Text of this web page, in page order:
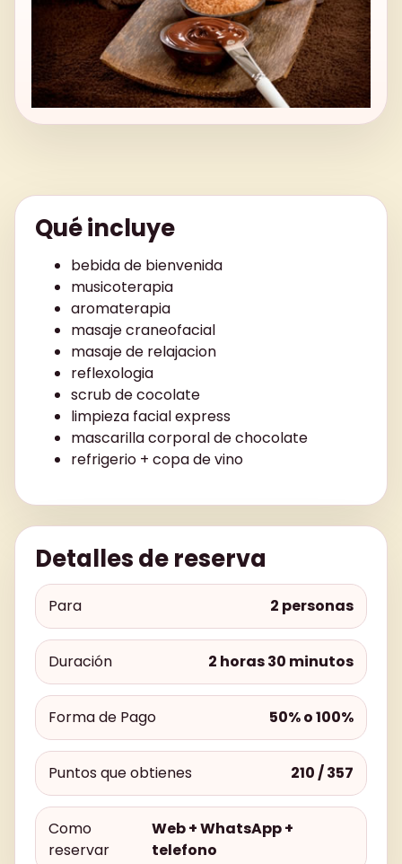
Qué incluye
bebida de bienvenida
musicoterapia
aromaterapia
masaje craneofacial
masaje de relajacion
reflexologia
scrub de cocolate
limpieza facial express
mascarilla corporal de chocolate
refrigerio + copa de vino
Detalles de reserva
Para 2 personas
Duración 2 horas 30 minutos
Forma de Pago 50% o 100%
Puntos que obtienes 210 / 357
Como
reservar
Web + WhatsApp +
telefono